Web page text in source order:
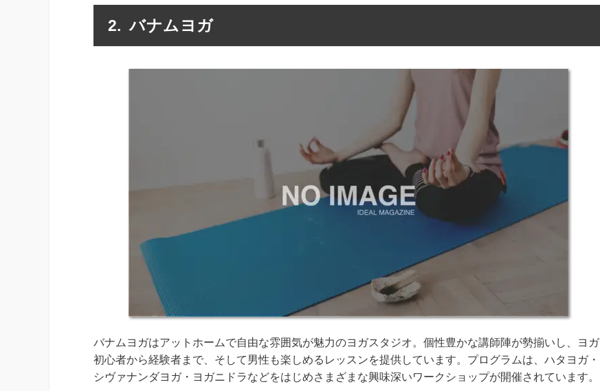
バナムヨガ
バナムヨガはアットホームで自由な雰囲気が魅力のヨガスタジオ。個性豊かな講師陣が勢揃いし、ヨガ
初心者から経験者まで、そして男性も楽しめるレッスンを提供しています。プログラムは、ハタヨガ・
シヴァナンダヨガ・ヨガニドラなどをはじめさまざまな興味深いワークショップが開催されています。